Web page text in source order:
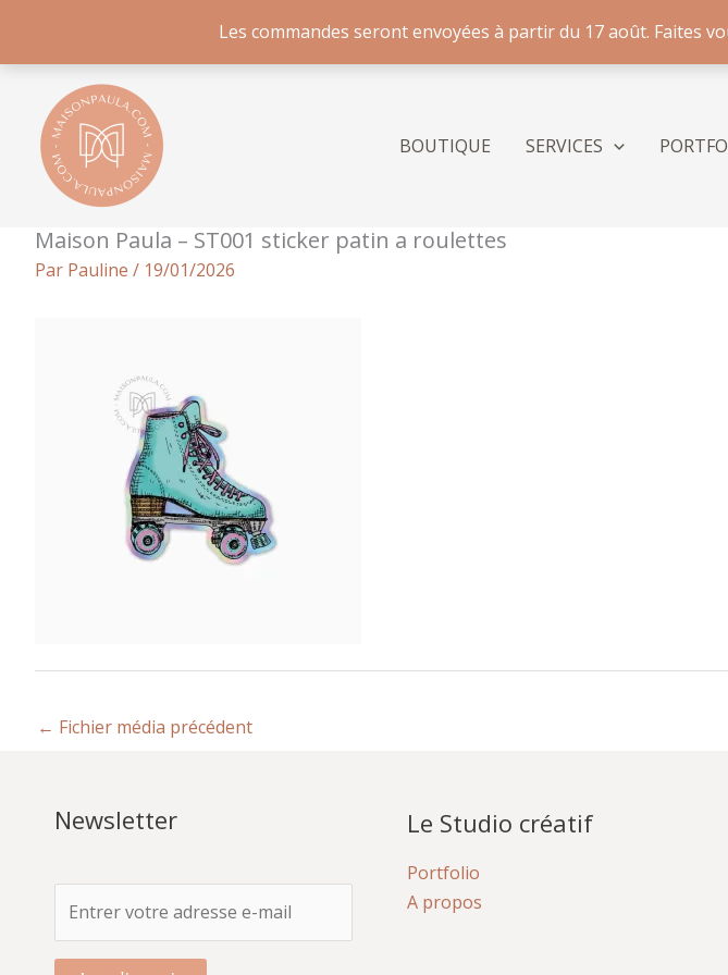
Les commandes seront envoyées à partir du 17 août. Faites
contenu
BOUTIQUE SERVICES
Maison Paula – ST001 sticker patin a roulettes
Par Pauline / 19/01/2026
← Fichier média précédent
Newsletter Le Studio créatif
Portfolio
A propos